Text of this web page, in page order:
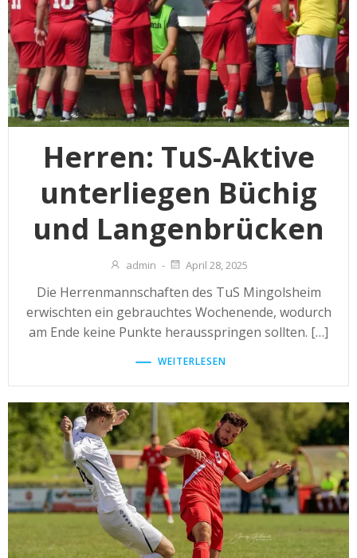
Herren: TuS-Aktive
unterliegen Büchig
und Langenbrücken
admin - April 28, 2025
Die Herrenmannschaften des TuS Mingolsheim
erwischten ein gebrauchtes Wochenende, wodurch
am Ende keine Punkte herausspringen sollten. […]
WEITERLESEN